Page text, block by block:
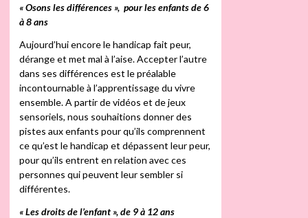
« Osons les différences », pour les enfants de 6
à 8 ans
Aujourd’hui encore le handicap fait peur,
dérange et met mal à l’aise. Accepter l’autre
dans ses différences est le préalable
incontournable à l’apprentissage du vivre
ensemble. A partir de vidéos et de jeux
sensoriels, nous souhaitions donner des
pistes aux enfants pour qu’ils comprennent
ce qu’est le handicap et dépassent leur peur,
pour qu’ils entrent en relation avec ces
personnes qui peuvent leur sembler si
différentes.
« Les droits de l’enfant », de 9 à 12 ans